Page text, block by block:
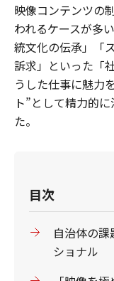
映像コンテンツの
われるケースが多
統文化の伝承」「
訴求」といった「
うした仕事に魅力
ト”として精力的
た。
目次
自治体の
ショナル